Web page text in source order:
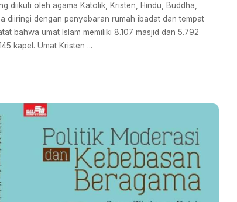
diikuti oleh agama Katolik, Kristen, Hindu, Buddha,
diiringi dengan penyebaran rumah ibadat dan tempat
bahwa umat Islam memiliki 8.107 masjid dan 5.792
kapel. Umat Kristen ...